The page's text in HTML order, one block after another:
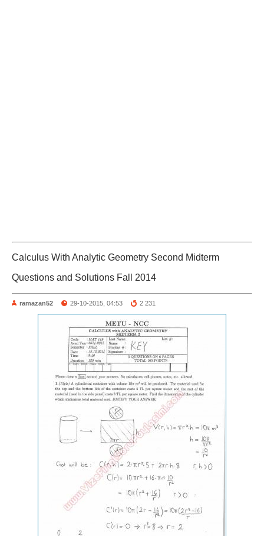
Calculus With Analytic Geometry Second Midterm
Questions and Solutions Fall 2014
ramazan52 29-10-2015, 04:53 2 231